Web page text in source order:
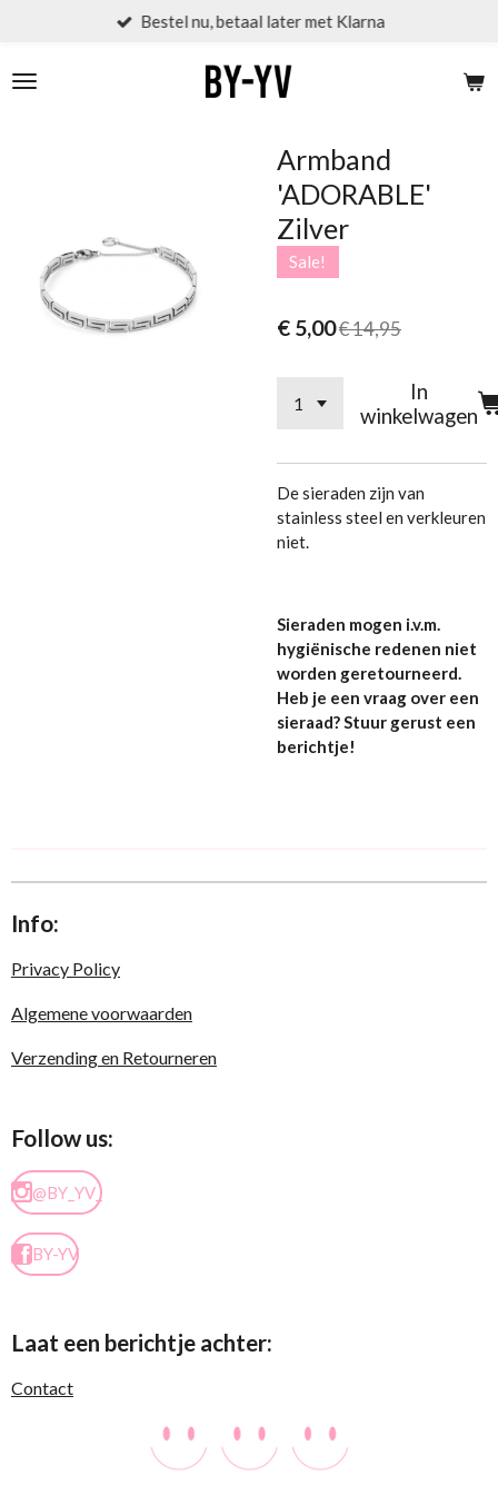
naar
de
Bestel nu, betaal later met Klarna
Armband
'ADORABLE'
Zilver
Sale!
€ 5,00€ 14,95
In
winkelwagen
De sieraden zijn van
stainless steel en verkleuren
niet.
Sieraden mogen i.v.m.
hygiënische redenen niet
worden geretourneerd.
Heb je een vraag over een
sieraad? Stuur gerust een
berichtje!
Info:
Privacy Policy
Algemene voorwaarden
Verzending en Retourneren
Follow us:
@BY_YV_
BY-YV
Laat een berichtje achter:
Contact